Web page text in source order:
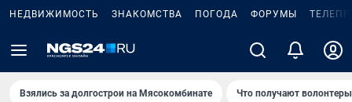
НЕДВИЖИМОСТЬ ЗНАКОМСТВА ПОГОДА ФОРУМЫ
Взялись за долгострои на Мясокомбинате Что получают